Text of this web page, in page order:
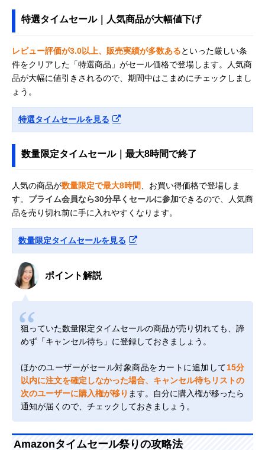
特選タイムセール｜人気商品が大幅値下げ
レビュー評価が3.0以上、販売実績が多数あるといった厳しい条
件をクリアした「特選商品」がセール価格で登場します。人気商
品が大幅に値引きされるので、期間中はこまめにチェックしまし
ょう。
特選タイムセールを見る
数量限定タイムセール｜最大8時間で終了
人気の商品が数量限定で最大8時間
、お買い得価格で登場しま
す。 プライム会員なら30分早くセールに参加できるので、人気商
品を売り切れ前に手に入れやすくなります。
数量限定タイムセールを見る
ポイント解説
狙っていた数量限定タイムセールの商品が売り切れても、諦
めず「キャンセル待ち」に登録しておきましょう。
ほかのユーザーがセール対象商品をカートに追加して15分
以内に注文を確定しなかった場合、キャンセル待ちリストの
次のユーザーに購入権が移り ます。自分に購入権が移ったら
通知が届くので、チェックしておきましょう。
Amazonタイムセール祭りの攻略法